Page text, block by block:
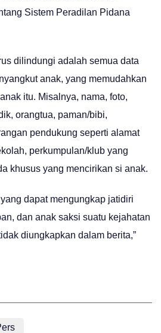
Sistem Peradilan Pidana
dilindungi adalah semua data
anak, yang memudahkan
itu. Misalnya, nama, foto,
orangtua, paman/bibi,
pendukung seperti alamat
perkumpulan/klub yang
khusus yang mencirikan si anak.
dapat mengungkap jatidiri
dan anak saksi suatu kejahatan
diungkapkan dalam berita,”